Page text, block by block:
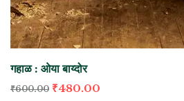
गहाळ : ओया बाय्दोर
₹600.00 ₹480.00